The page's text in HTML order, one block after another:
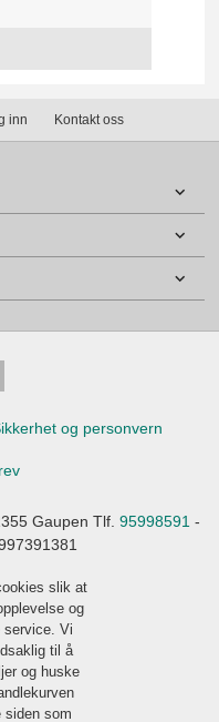
inn Kontakt oss
og personvern
Gaupen Tlf. 95998591-
slik at
og
service. Vi
til å
og huske
siden som